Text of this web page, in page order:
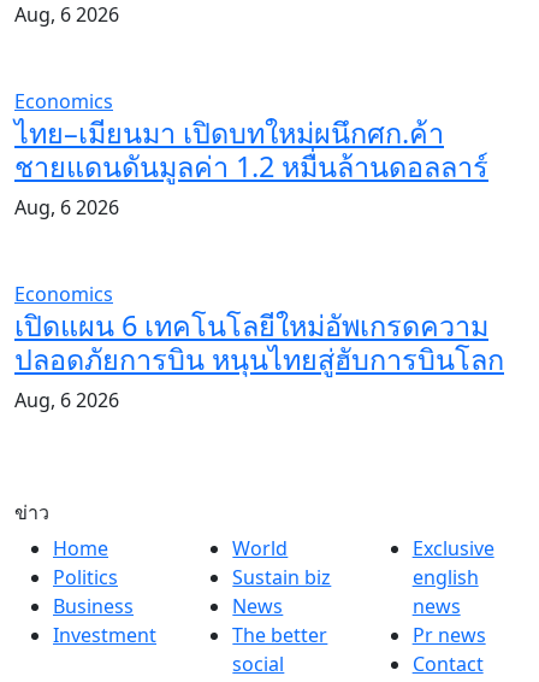
Aug, 6 2026
Economics
ไทย–เมียนมา เปิดบทใหม่ผนึกศก.ค้า
ชายแดนดันมูลค่า 1.2 หมื่นล้านดอลลาร์
Aug, 6 2026
Economics
เปิดแผน 6 เทคโนโลยีใหม่อัพเกรดความ
ปลอดภัยการบิน หนุนไทยสู่ฮับการบินโลก
Aug, 6 2026
ข่าว
Home
Politics
Business
Investment
World
Sustain biz
News
The better
social
Exclusive
english
news
Pr news
Contact